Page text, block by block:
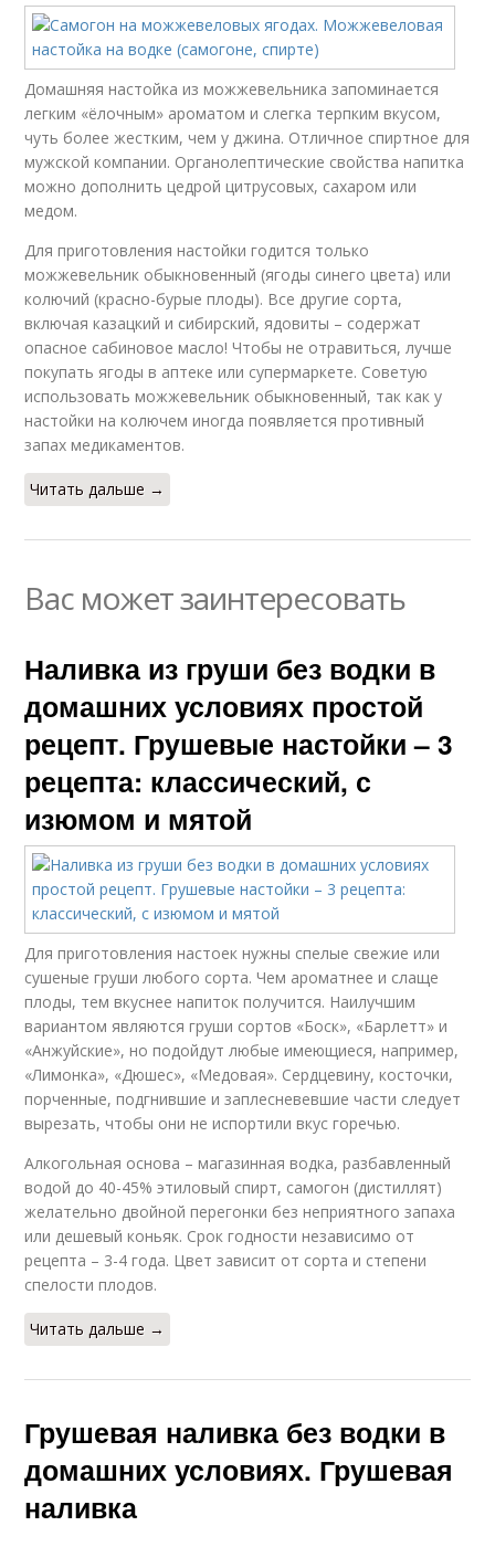
Домашняя настойка из можжевельника запоминается
легким «ёлочным» ароматом и слегка терпким вкусом,
чуть более жестким, чем у джина. Отличное спиртное для
мужской компании. Органолептические свойства напитка
можно дополнить цедрой цитрусовых, сахаром или
медом.
Для приготовления настойки годится только
можжевельник обыкновенный (ягоды синего цвета) или
колючий (красно-бурые плоды). Все другие сорта,
включая казацкий и сибирский, ядовиты – содержат
опасное сабиновое масло! Чтобы не отравиться, лучше
покупать ягоды в аптеке или супермаркете. Советую
использовать можжевельник обыкновенный, так как у
настойки на колючем иногда появляется противный
запах медикаментов.
Читать дальше →
Вас может заинтересовать
Наливка из груши без водки в
домашних условиях простой
рецепт. Грушевые настойки – 3
рецепта: классический, с
изюмом и мятой
Для приготовления настоек нужны спелые свежие или
сушеные груши любого сорта. Чем ароматнее и слаще
плоды, тем вкуснее напиток получится. Наилучшим
вариантом являются груши сортов «Боск», «Барлетт» и
«Анжуйские», но подойдут любые имеющиеся, например,
«Лимонка», «Дюшес», «Медовая». Сердцевину, косточки,
порченные, подгнившие и заплесневевшие части следует
вырезать, чтобы они не испортили вкус горечью.
Алкогольная основа – магазинная водка, разбавленный
водой до 40-45% этиловый спирт, самогон (дистиллят)
желательно двойной перегонки без неприятного запаха
или дешевый коньяк. Срок годности независимо от
рецепта – 3-4 года. Цвет зависит от сорта и степени
спелости плодов.
Читать дальше →
Грушевая наливка без водки в
домашних условиях. Грушевая
наливка